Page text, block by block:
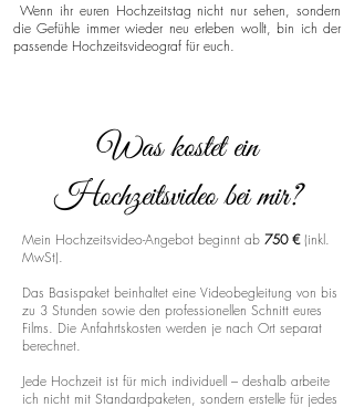
Wenn ihr euren Hochzeitstag nicht nur sehen, sondern
die Gefühle immer wieder neu erleben wollt, bin ich der
passende Hochzeitsvideograf für euch.
Was kostet ein
Hochzeitsvideo bei mir?
Mein Hochzeitsvideo-Angebot beginnt ab 750 € (inkl.
MwSt).
Das Basispaket beinhaltet eine Videobegleitung von bis
zu 3 Stunden sowie den professionellen Schnitt eures
Films. Die Anfahrtskosten werden je nach Ort separat
berechnet.
Jede Hochzeit ist für mich individuell – deshalb arbeite
ich nicht mit Standardpaketen, sondern erstelle für jedes